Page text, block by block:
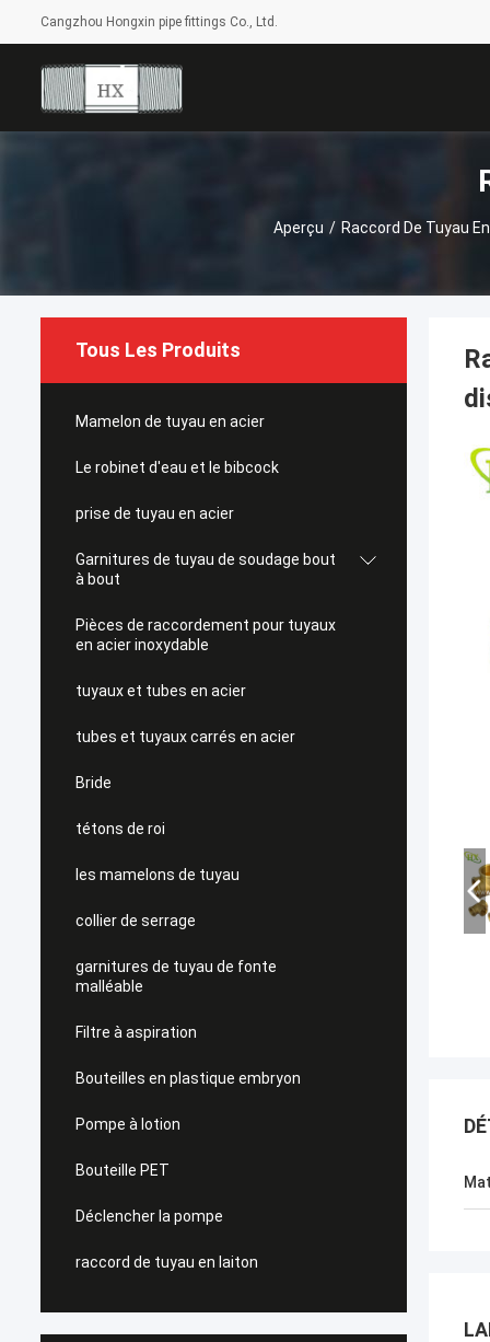
Cangzhou Hongxin pipe fittings Co., Ltd.
Aperçu / Raccord De Tuyau
Tous Les Produits
Mamelon de tuyau en acier
Le robinet d'eau et le bibcock
prise de tuyau en acier
Garnitures de tuyau de soudage bout
à bout
Pièces de raccordement pour tuyaux
en acier inoxydable
tuyaux et tubes en acier
tubes et tuyaux carrés en acier
Bride
tétons de roi
les mamelons de tuyau
collier de serrage
garnitures de tuyau de fonte
malléable
Filtre à aspiration
Bouteilles en plastique embryon
Pompe à lotion
Bouteille PET
Déclencher la pompe
raccord de tuyau en laiton